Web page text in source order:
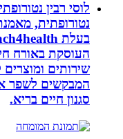
לוסי רבין נטורופתית
נטורופתית, מאמנת
העוסקת באורח חיים
שירותים ומוצרים
המבקשים לשפר את
סגנון חיים בריא.